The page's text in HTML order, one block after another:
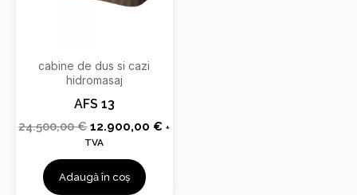
cabine de dus si cazi
hidromasaj
AFS 13
24.500,00€ 12.900,00€ +
TVA
Adaugă în coș